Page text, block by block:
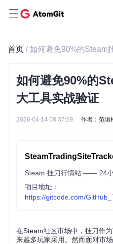
首页 / 如何避免90%的Steam
如何避免90%的
大工具实战验证
2026-04-14 08:37:59 作者：范垣
项目地址：
https://gitcode.com/
在Steam社区市场中，挂刀作
来越多玩家采用。然而面对市